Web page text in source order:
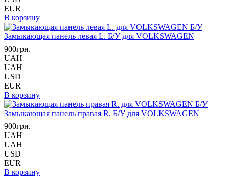
EUR
В корзину
Замыкающая панель левая L. Б/У для VOLKSWAGEN
900грн.
UAH
UAH
USD
EUR
В корзину
Замыкающая панель правая R. Б/У для VOLKSWAGEN
900грн.
UAH
UAH
USD
EUR
В корзину